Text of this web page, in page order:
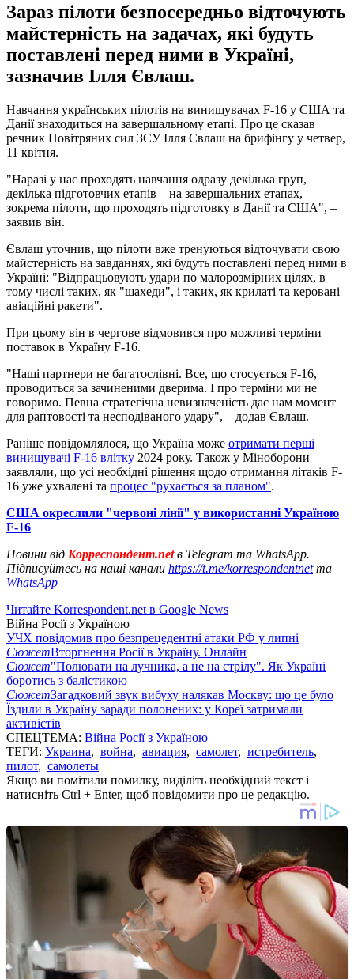
Зараз пілоти безпосередньо відточують
майстерність на задачах, які будуть
поставлені перед ними в Україні,
зазначив Ілля Євлаш.
Навчання українських пілотів на винищувачах F-16 у США та
Данії знаходиться на завершальному етапі. Про це сказав
речник Повітряних сил ЗСУ Ілля Євлаш на брифінгу у четвер,
11 квітня.
"Наразі у нас проходять навчання одразу декілька груп,
декілька підготовчих етапів – на завершальних етапах,
зокрема пілоти, що проходять підготовку в Данії та США", –
заявив він.
Євлаш уточнив, що пілоти вже тренуються відточувати свою
майстерність на завданнях, які будуть поставлені перед ними в
Україні: "Відпрацьовують удари по малорозмірних цілях, в
тому числі таких, як "шахеди", і таких, як крилаті та керовані
авіаційні ракети".
При цьому він в чергове відмовився про можливі терміни
поставок в Україну F-16.
"Наші партнери не багатослівні. Все, що стосується F-16,
проводиться за зачиненими дверима. І про терміни ми не
говоримо. Певна стратегічна невизначеність дає нам момент
для раптовості та несподіваного удару", – додав Євлаш.
Раніше повідомлялося, що Україна може отримати перші
винищувачі F-16 влітку 2024 року. Також у Міноборони
заявляли, що усі необхідні рішення щодо отримання літаків F-
16 уже ухвалені та процес "рухається за планом".
США окреслили "червоні лінії" у використанні Україною
F-16
Новини від Корреспондент.netв Telegram та WhatsApp.
Підписуйтесь на наші канали https://t.me/korrespondentnetта
WhatsApp
Читайте Korrespondent.net в Google News
Війна Росії з Україною
УЧХ повідомив про безпрецедентні атаки РФ у липні
СюжетВторгнення Росії в Україну. Онлайн
Сюжет"Полювати на лучника, а не на стрілу". Як Україні
боротись з балістикою
СюжетЗагадковий звук вибуху налякав Москву: що це було
Їздили в Україну заради полонених: у Кореї затримали
активістів
СПЕЦТЕМА: Війна Росії з Україною
ТЕГИ: Украина, война, авиация, самолет, истребитель,
пилот, самолеты
Якщо ви помітили помилку, виділіть необхідний текст і
натисніть Ctrl + Enter, щоб повідомити про це редакцію.